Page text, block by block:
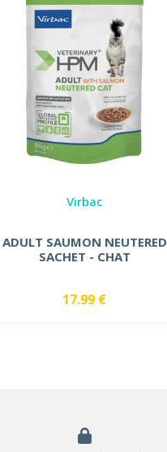
Virbac
ADULT SAUMON NEUTERED
SACHET - CHAT
17.99 €